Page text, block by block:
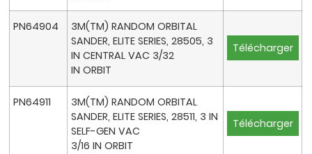
PN64904
3M(TM) RANDOM ORBITAL
SANDER, ELITE SERIES, 28505, 3
IN CENTRAL VAC 3/32
IN ORBIT
Télécharger
PN64911
3M(TM) RANDOM ORBITAL
SANDER, ELITE SERIES, 28511, 3 IN
SELF-GEN VAC
3/16 IN ORBIT
Télécharger